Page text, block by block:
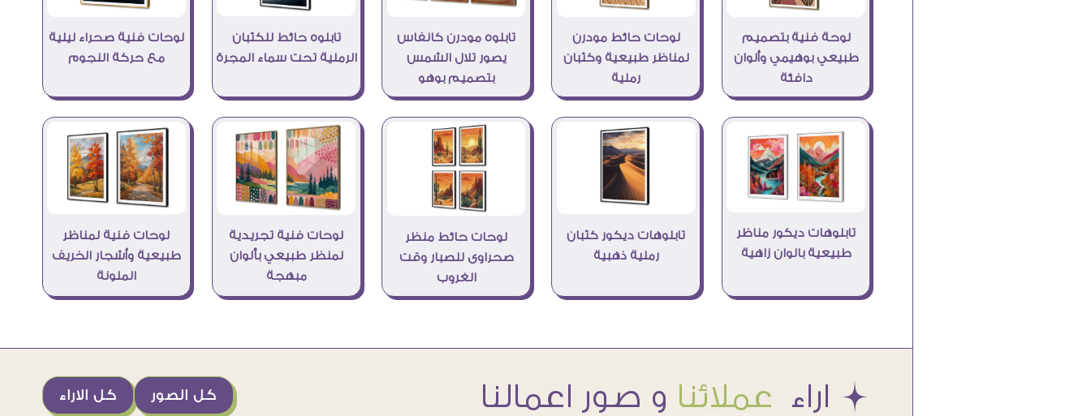
لوحة فنية بتصميم
طبيعي بوهيمي وألوان
دافئة
لوحات حائط مودرن
لمناظر طبيعية وكثبان
رملية
تابلوه مودرن كانفاس
يصور تلال الشمس
بتصميم بوهو
تابلوه حائط للكثبان
الرملية تحت سماء المجرة
لوحات فنية صحراء ليلية
مع حركة النجوم
تابلوهات ديكور مناظر
طبيعية بالوان زاهية
تابلوهات ديكور كثبان
رملية ذهبية
لوحات حائط منظر
صحراوى للصبار وقت
الغروب
لوحات فنية تجريدية
لمنظر طبيعي بألوان
مبهجة
لوحات فنية لمناظر
طبيعية وأشجار الخريف
الملونة
Æ اراء عملائنا و صور اعمالنا كل الاراء كل الصور